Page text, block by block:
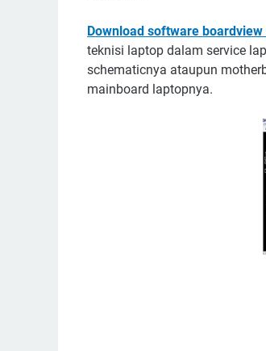
Download software
teknisi laptop dalam service
schematicnya ataupun
mainboard laptopnya.